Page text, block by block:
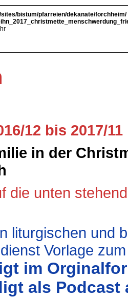
bistum/pfarreien/dekanate/forchheim/
12 bis 2017/11
in der
die unten
liturgischen und
Vorlage
im
als